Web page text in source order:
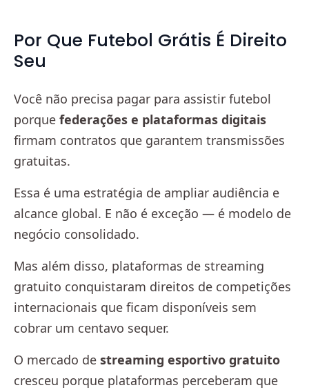
Por Que Futebol Grátis É Direito
Seu
Você não precisa pagar para assistir futebol
porque federações e plataformas digitais
firmam contratos que garantem transmissões
gratuitas.
Essa é uma estratégia de ampliar audiência e
alcance global. E não é exceção — é modelo de
negócio consolidado.
Mas além disso, plataformas de streaming
gratuito conquistaram direitos de competições
internacionais que ficam disponíveis sem
cobrar um centavo sequer.
O mercado de streaming esportivo gratuito
cresceu porque plataformas perceberam que